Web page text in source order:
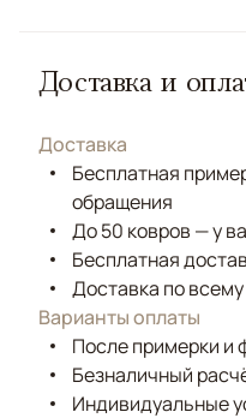
Доставка и
Доставка
Бесплатная
обращения
До 50 ковров — у
Бесплатная
Доставка по
Варианты оплаты
После примерки и
Безналичный
Индивидуальные